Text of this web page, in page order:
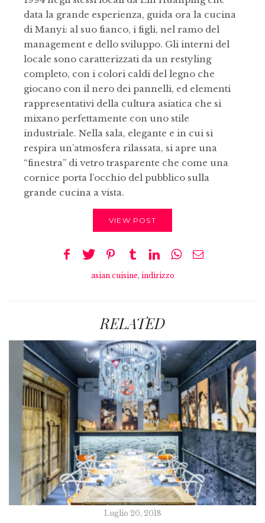
data la grande esperienza, guida ora la cucina
di Manyi: al suo fianco, i figli, nel ramo del
management e dello sviluppo. Gli interni del
locale sono caratterizzati da un restyling
completo, con i colori caldi del legno che
giocano con il nero dei pannelli, ed elementi
rappresentativi della cultura asiatica che si
mixano perfettamente con uno stile
industriale. Nella sala, elegante e in cui si
respira un’atmosfera rilassata, si apre una
“finestra” di vetro trasparente che come una
cornice porta l’occhio del pubblico sulla
grande cucina a vista.
VIEW POST
asian cuisine, indirizzo
RELATED
Luglio 20, 2018